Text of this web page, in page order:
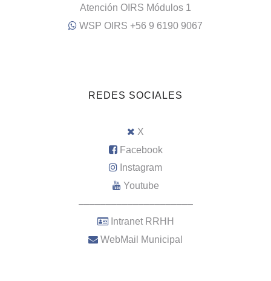
Atención OIRS Módulos 1
WSP OIRS +56 9 6190 9067
REDES SOCIALES
X
Facebook
Instagram
Youtube
–––––––––––––––––––––
Intranet RRHH
WebMail Municipal